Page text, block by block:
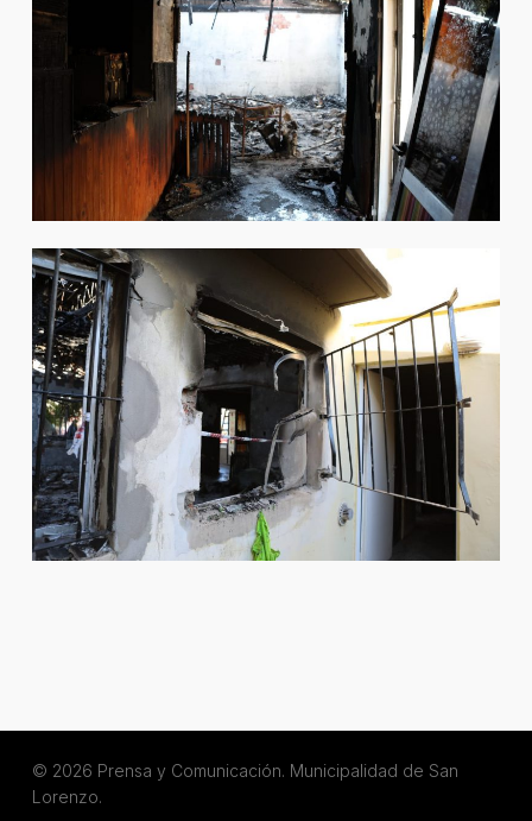
© 2026 Prensa y Comunicación. Municipalidad de San
Lorenzo.